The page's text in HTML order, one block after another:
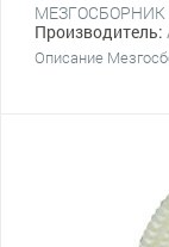
МЕЗГОСБОРНИК
Производитель:
Описание